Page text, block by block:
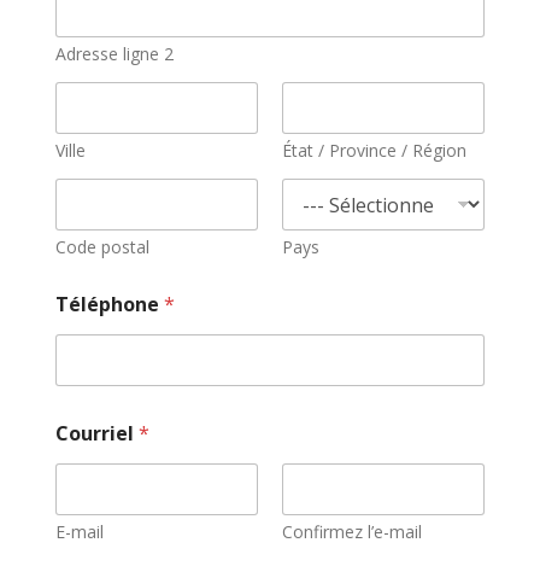
Adresse ligne 2
Ville État / Province / Région
Code postal Pays
Téléphone *
Courriel *
E-mail Confirmez l’e-mail